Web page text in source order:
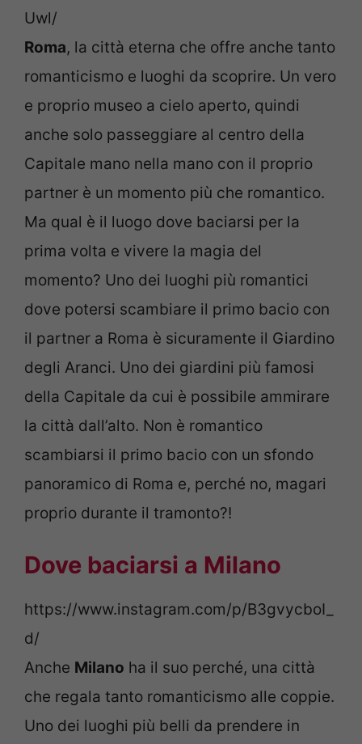
Uwl/
Roma, la città eterna che offre anche tanto
romanticismo e luoghi da scoprire. Un vero
e proprio museo a cielo aperto, quindi
anche solo passeggiare al centro della
Capitale mano nella mano con il proprio
partner è un momento più che romantico.
Ma qual è il luogo dove baciarsi per la
prima volta e vivere la magia del
momento? Uno dei luoghi più romantici
dove potersi scambiare il primo bacio con
il partner a Roma è sicuramente il Giardino
degli Aranci. Uno dei giardini più famosi
della Capitale da cui è possibile ammirare
la città dall’alto. Non è romantico
scambiarsi il primo bacio con un sfondo
panoramico di Roma e, perché no, magari
proprio durante il tramonto?!
Dove baciarsi a Milano
https://www.instagram.com/p/B3gvycboI_
d/
Anche Milano ha il suo perché, una città
che regala tanto romanticismo alle coppie.
Uno dei luoghi più belli da prendere in